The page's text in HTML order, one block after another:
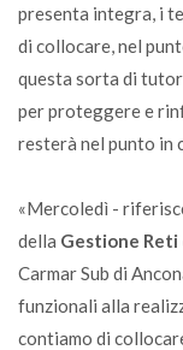
presenta integra, i
di collocare, nel
questa sorta di
per proteggere e
resterà nel punto in
«Mercoledì -
della Gestione Reti
Carmar Sub di
funzionali alla
contiamo di